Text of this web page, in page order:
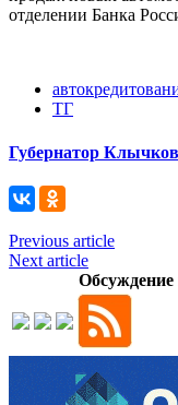
отделении Банка
ТГ
Губернатор
Previous article
Next article
Обсуждение